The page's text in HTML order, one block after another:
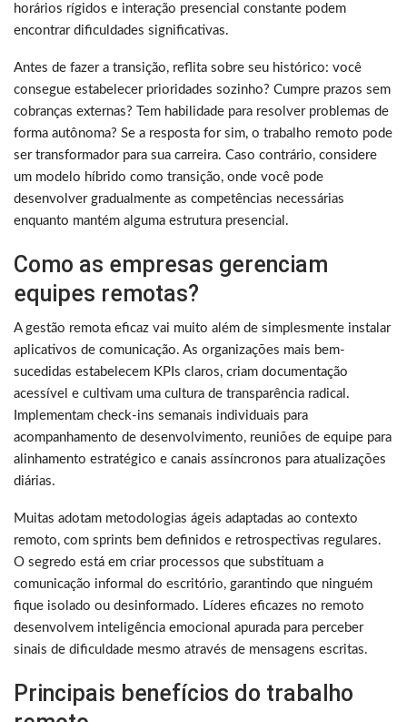
horários rígidos e interação presencial constante podem
encontrar dificuldades significativas.
Antes de fazer a transição, reflita sobre seu histórico: você
consegue estabelecer prioridades sozinho? Cumpre prazos sem
cobranças externas? Tem habilidade para resolver problemas de
forma autônoma? Se a resposta for sim, o trabalho remoto pode
ser transformador para sua carreira. Caso contrário, considere
um modelo híbrido como transição, onde você pode
desenvolver gradualmente as competências necessárias
enquanto mantém alguma estrutura presencial.
Como as empresas gerenciam
equipes remotas?
A gestão remota eficaz vai muito além de simplesmente instalar
aplicativos de comunicação. As organizações mais bem-
sucedidas estabelecem KPIs claros, criam documentação
acessível e cultivam uma cultura de transparência radical.
Implementam check-ins semanais individuais para
acompanhamento de desenvolvimento, reuniões de equipe para
alinhamento estratégico e canais assíncronos para atualizações
diárias.
Muitas adotam metodologias ágeis adaptadas ao contexto
remoto, com sprints bem definidos e retrospectivas regulares.
O segredo está em criar processos que substituam a
comunicação informal do escritório, garantindo que ninguém
fique isolado ou desinformado. Líderes eficazes no remoto
desenvolvem inteligência emocional apurada para perceber
sinais de dificuldade mesmo através de mensagens escritas.
Principais benefícios do trabalho